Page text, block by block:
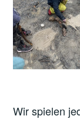
Wir spielen